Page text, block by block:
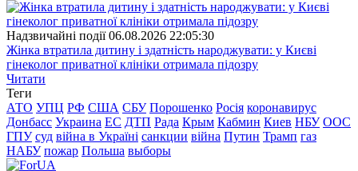
Надзвичайні події 06.08.2026 22:05:30
Жінка втратила дитину і здатність народжувати: у Києві
гінеколог приватної клініки отримала підозру
Читати
Теги
АТО УПЦ РФ США СБУ Порошенко Росія коронавирус
Донбасс Украина ЕС ДТП Рада Крым Кабмин Киев НБУ ООС
ГПУ суд війна в Україні санкции війна Путин Трамп газ
НАБУ пожар Польша выборы